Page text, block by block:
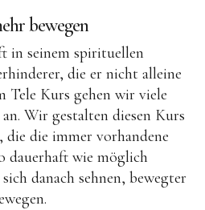
bewegen
in seinem spirituellen
die er nicht alleine
Tele Kurs gehen wir viele
Wir gestalten diesen Kurs
die die immer vorhandene
dauerhaft wie möglich
danach sehnen, bewegter